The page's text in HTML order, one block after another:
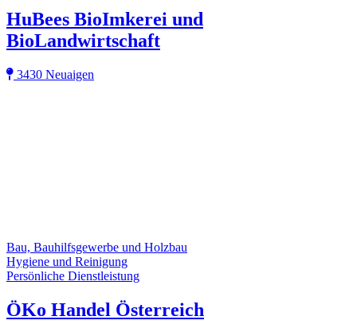
HuBees BioImkerei und
BioLandwirtschaft
3430 Neuaigen
Bau, Bauhilfsgewerbe und Holzbau
Hygiene und Reinigung
Persönliche Dienstleistung
ÖKo Handel Österreich